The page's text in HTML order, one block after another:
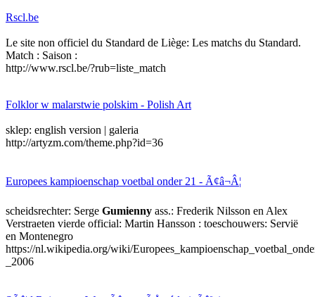
Rscl.be
Le site non officiel du Standard de Liège: Les matchs du Standard.
Match : Saison :
http://www.rscl.be/?rub=liste_match
Folklor w malarstwie polskim - Polish Art
sklep: english version | galeria
http://artyzm.com/theme.php?id=36
Europees kampioenschap voetbal onder 21 - Ã¢â¬Â¦
scheidsrechter: Serge Gumienny ass.: Frederik Nilsson en Alex
Verstraeten vierde official: Martin Hansson : toeschouwers: Servië
en Montenegro
https://nl.wikipedia.org/wiki/
_2006